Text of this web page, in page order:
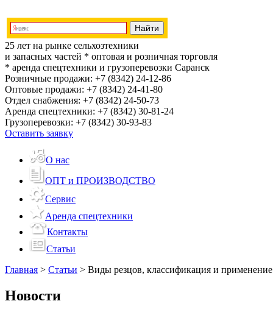
25 лет на рынке сельхозтехники
и запасных частей * оптовая и розничная торговля
* аренда спецтехники и грузоперевозки Саранск
Розничные продажи: +7 (8342) 24-12-86
Оптовые продажи: +7 (8342) 24-41-80
Отдел снабжения: +7 (8342) 24-50-73
Аренда спецтехники: +7 (8342) 30-81-24
Грузоперевозки: +7 (8342) 30-93-83
Оставить заявку
О нас
ОПТ и ПРОИЗВОДСТВО
Сервис
Аренда спецтехники
Контакты
Статьи
Главная > Статьи > Виды резцов, классификация и применение
Новости